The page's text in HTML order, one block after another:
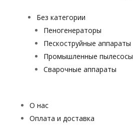
Без категории
Пеногенераторы
Пескоструйные аппараты
Промышленные пылесосы
Сварочные аппараты
О нас
Оплата и доставка